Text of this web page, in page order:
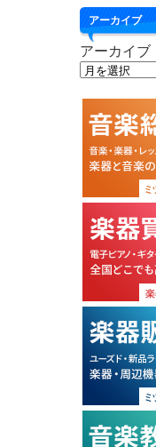
アーカイブ
アーカイブ